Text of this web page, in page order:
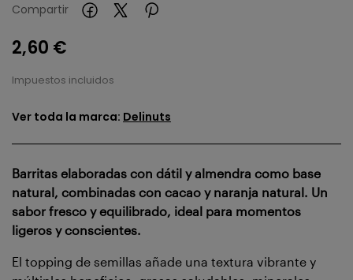
Compartir
2,60 €
Impuestos incluidos
Ver toda la marca: Delinuts
Barritas elaboradas con dátil y almendra como base
natural, combinadas con cacao y naranja natural. Un
sabor fresco y equilibrado, ideal para momentos
ligeros y conscientes.
El topping de semillas añade una textura vibrante y